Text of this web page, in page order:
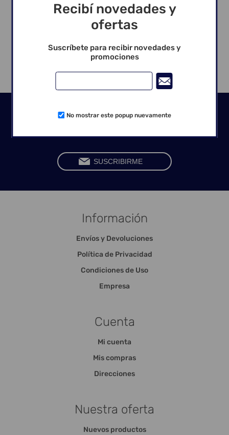
Efecto de color natural y de luz a través de los
cristales de leucita.
Manipulación fácil gracias al sistema general de
Seguridad en la elaboración desde 1988.
Información
Envíos y Devoluciones
Política de Privacidad
Condiciones de Uso
Empresa
Cuenta
Mi cuenta
Mis compras
Direcciones
Nuestra oferta
Nuevos productos
Recibí novedades y
ofertas
Suscríbete para recibir novedades y
promociones
No mostrar este popup nuevamente